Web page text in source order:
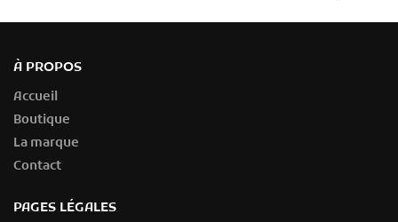
À PROPOS
Accueil
Boutique
La marque
Contact
PAGES LÉGALES